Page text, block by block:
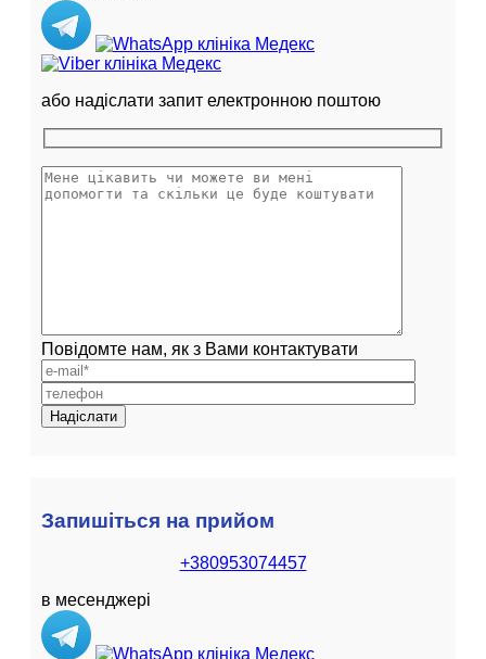
або надіслати запит електронною поштою
Повідомте нам, як з Вами контактувати
Запишіться на прийом
+380953074457
в месенджері